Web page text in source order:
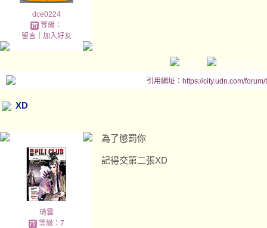
dce0224
等級：
留言｜ 加入好友
引用網址：https://city.udn.com/
XD
琦雲
等級：7
為了懲罰你
記得交第二張XD